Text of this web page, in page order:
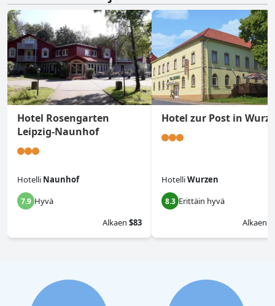
Hotel Rosengarten
Leipzig-Naunhof
Hotelli Naunhof
7.9 Hyvä
Alkaen $83
Hotel zur Post in
HotelliWurzen
8.3 Erittäin hyvä
Alkaen